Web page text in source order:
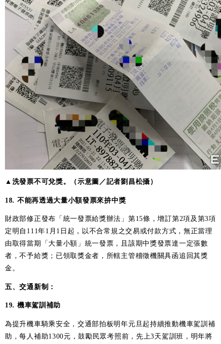
▲洗發票不可兌獎。（示意圖／記者劉昌松攝）
18. 不能再透過大量小額發票來拚中獎
財政部修正發布「統一發票給獎辦法」第15條，增訂第2項及第3項
定明自111年1月1日起，以不合常規之交易或付款方式，無正當理
由取得當期「大量小額」統一發票，且該期中獎發票達一定張數
者，不予給獎；已領取獎金者，所轄主管稽徵機關具函追回其獎
金。
五、交通新制：
19. 機車駕訓補助
為提升機車騎乘安全，交通部拍板明年元旦起持續推動機車駕訓補
助，每人補助1300元，鼓勵民眾考照前，先上3天駕訓班，明年將